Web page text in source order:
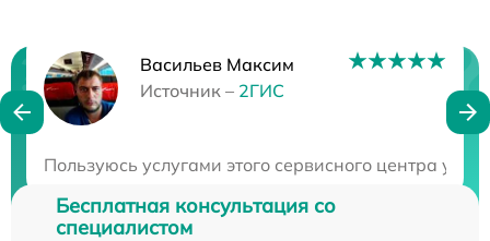
Васильев Максим
Источник – 2ГИС
Пользуюсь услугами этого сервисного центра
Нужна консультация?
Бесплатная консультация со
специалистом